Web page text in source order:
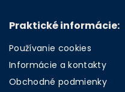
Praktické informácie:
Používanie cookies
Informácie a kontakty
Obchodné podmienky